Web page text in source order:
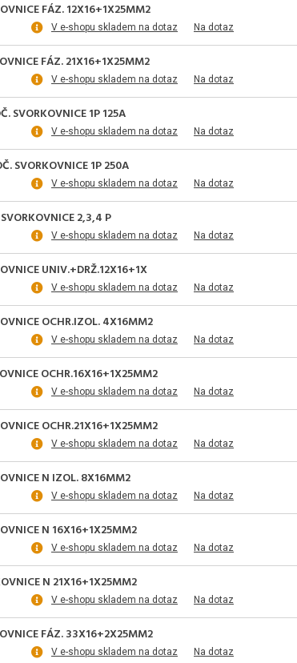
FÁZ. 12X16+1X25MM2
V e-shopu skladem na dotaz Na dotaz
FÁZ. 21X16+1X25MM2
V e-shopu skladem na dotaz Na dotaz
SVORKOVNICE 1P 125A
V e-shopu skladem na dotaz Na dotaz
SVORKOVNICE 1P 250A
V e-shopu skladem na dotaz Na dotaz
2,3,4 P
V e-shopu skladem na dotaz Na dotaz
UNIV.+DRŽ.12X16+1X
V e-shopu skladem na dotaz Na dotaz
OCHR.IZOL. 4X16MM2
V e-shopu skladem na dotaz Na dotaz
OCHR.16X16+1X25MM2
V e-shopu skladem na dotaz Na dotaz
OCHR.21X16+1X25MM2
V e-shopu skladem na dotaz Na dotaz
N IZOL. 8X16MM2
V e-shopu skladem na dotaz Na dotaz
N 16X16+1X25MM2
V e-shopu skladem na dotaz Na dotaz
N 21X16+1X25MM2
V e-shopu skladem na dotaz Na dotaz
FÁZ. 33X16+2X25MM2
V e-shopu skladem na dotaz Na dotaz